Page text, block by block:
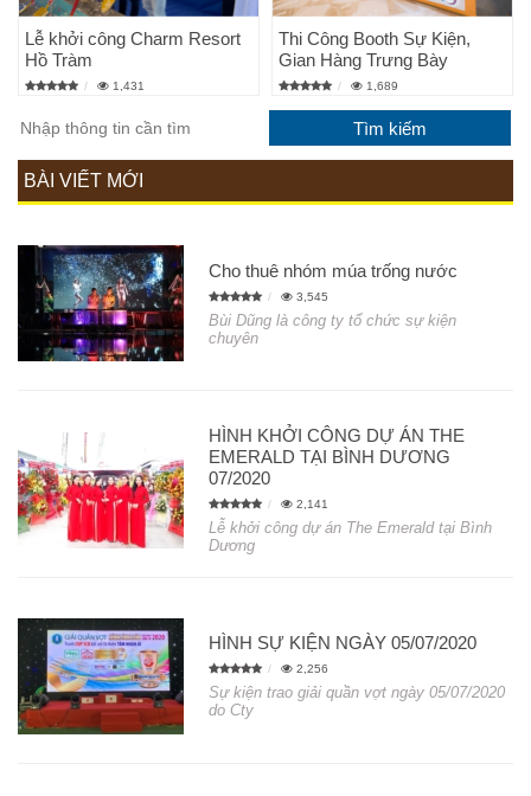
Lễ khởi công Charm Resort
Hồ Tràm
1,431
Thi Công Booth Sự Kiện,
Gian Hàng Trưng Bày
1,689
BÀI VIẾT MỚI
Cho thuê nhóm múa trống nước
3,545
Bùi Dũng là công ty tổ chức sự kiện
chuyên
HÌNH KHỞI CÔNG DỰ ÁN THE
EMERALD TẠI BÌNH DƯƠNG
07/2020
2,141
Lễ khởi công dự án The Emerald tại Bình
Dương
HÌNH SỰ KIỆN NGÀY 05/07/2020
2,256
Sự kiện trao giải quần vợt ngày 05/07/2020
do Cty